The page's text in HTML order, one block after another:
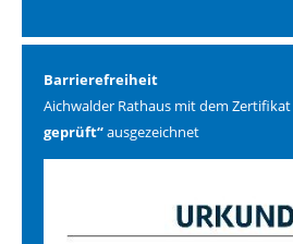
Barrierefreiheit
Aichwalder Rathaus mit dem Zertifikat
geprüft“ausgezeichnet